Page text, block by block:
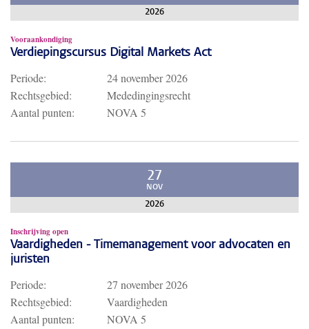
2026
Vooraankondiging
Verdiepingscursus Digital Markets Act
Periode:
24 november 2026
Rechtsgebied:
Mededingingsrecht
Aantal punten:
NOVA 5
27
NOV
2026
Inschrijving open
Vaardigheden - Timemanagement voor advocaten en
juristen
Periode:
27 november 2026
Rechtsgebied:
Vaardigheden
Aantal punten:
NOVA 5